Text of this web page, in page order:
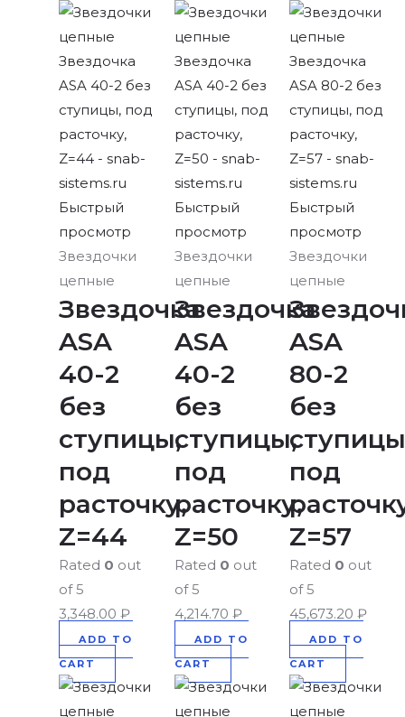
Быстрый
просмотр
Звездочки
цепные
Звездочка
ASA
40-2
без
ступицы,
под
расточку,
Z=44
Rated 0 out
of 5
3,348.00 ₽
ADD TO
CART
Быстрый
просмотр
Звездочки
цепные
Звездочка
ASA
40-2
без
ступицы,
под
расточку,
Z=50
Rated 0 out
of 5
4,214.70 ₽
ADD TO
CART
Быстрый
просмотр
Звездочки
цепные
ASA
80-2
без
под
Z=57
Rated 0 out
of 5
45,673.20₽
ADD TO
CART